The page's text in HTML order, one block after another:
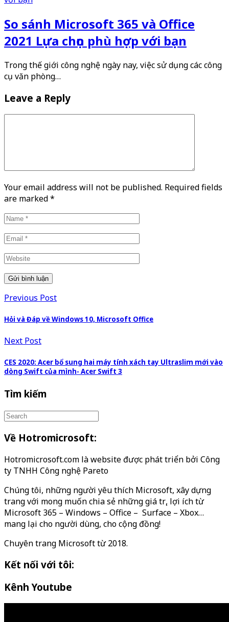
So sánh Microsoft 365 và Office
2021 Lựa chọn phù hợp với bạn
Trong thế giới công nghệ ngày nay, việc sử dụng các công
cụ văn phòng…
Leave a Reply
Your email address will not be published. Required fields
are marked*
Previous Post
Hỏi và Đáp về Windows 10, Microsoft Office
Next Post
CES 2020: Acer bổ sung hai máy tính xách tay Ultraslim mới vào
dòng Swift của mình- Acer Swift 3
Tìm kiếm
Về Hotromicrosoft:
Hotromicrosoft.com là website được phát triển bởi Công
ty TNHH Công nghệ Pareto
Chúng tôi, những người yêu thích Microsoft, xây dựng
trang với mong muốn chia sẻ những giá trị, lợi ích từ
Microsoft 365 – Windows – Office – Surface – Xbox…
mang lại cho người dùng, cho cộng đồng!
Chuyên trang Microsoft từ 2018.
Kết nối với tôi:
Kênh Youtube